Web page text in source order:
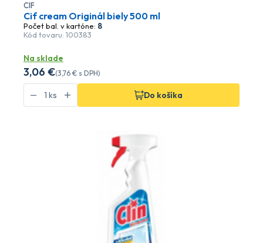
CIF
Cif cream Originál biely 500 ml
Počet bal. v kartóne: 8
Kód tovaru: 100383
Na sklade
3,06 €(3,76 € s DPH)
Do košíka